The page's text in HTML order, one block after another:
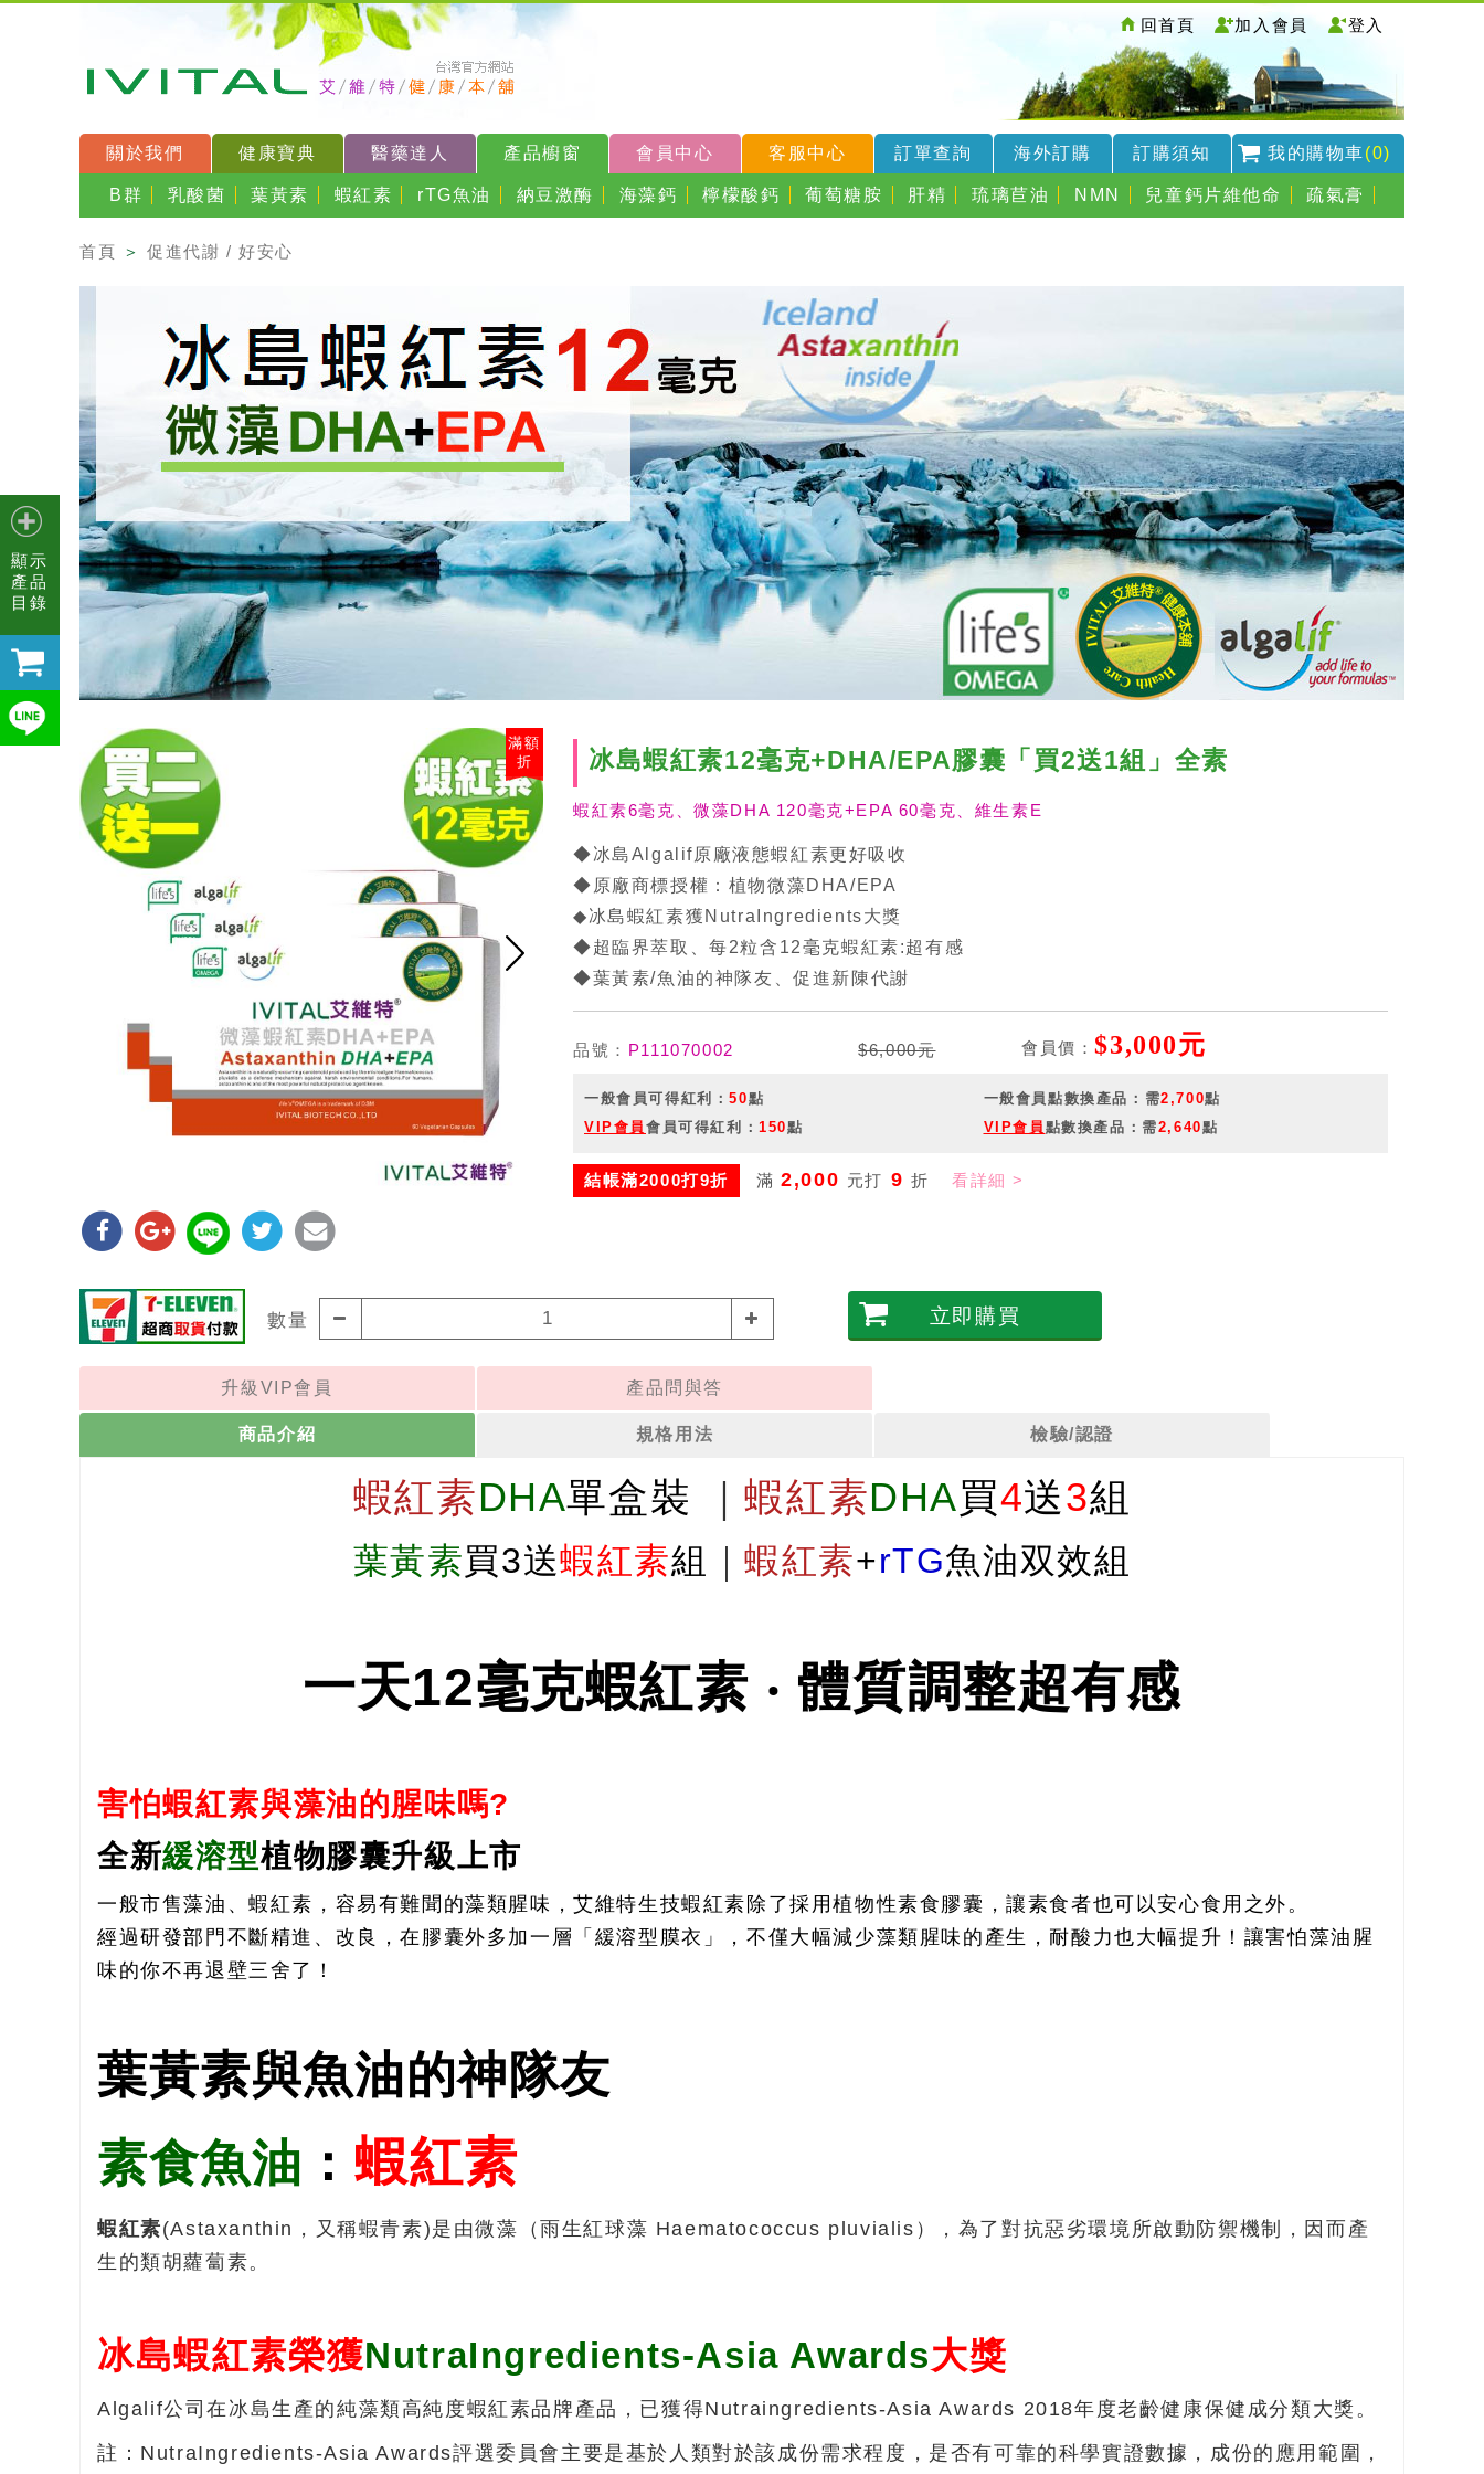
回首頁 加入會員 登入
關於我們 健康寶典 醫藥達人 產品櫥窗 會員中心 客服中心 訂單查詢 海外訂購 訂購須知 我的購物車(0)
B群 乳酸菌 葉黃素 蝦紅素 rTG魚油 納豆激酶 海藻鈣 檸檬酸鈣 葡萄糖胺 肝精 琉璃苣油 NMN 兒童鈣片維他命 疏氣膏
首頁 ＞ 促進代謝 / 好安心
顯示
產品
目錄
滿額
折
冰島蝦紅素12毫克+DHA/EPA膠囊「買2送1組」全素
蝦紅素6毫克、微藻DHA 120毫克+EPA 60毫克、維生素E
◆冰島Algalif原廠液態蝦紅素更好吸收
◆原廠商標授權：植物微藻DHA/EPA
◆冰島蝦紅素獲NutraIngredients大獎
◆超臨界萃取、每2粒含12毫克蝦紅素:超有感
◆葉黃素/魚油的神隊友、促進新陳代謝
品號： P111070002 $6,000元 會員價：$3,000元
一般會員可得紅利：50點 一般會員點數換產品：需2,700點
VIP會員 會員可得紅利：150點 VIP會員 點數換產品：需2,640點
結帳滿2000打9折 滿2,000 元打 9 折 看詳細 >
數量 立即購買
升級VIP會員 產品問與答
商品介紹 規格用法 檢驗/認證
蝦紅素DHA單盒裝 ｜蝦紅素DHA買4送3組
葉黃素買3送蝦紅素組 ｜蝦紅素+rTG魚油双效組
一天12毫克蝦紅素 ‧ 體質調整超有感
害怕蝦紅素與藻油的腥味嗎?
全新緩溶型植物膠囊升級上市
一般市售藻油、蝦紅素，容易有難聞的藻類腥味，艾維特生技蝦紅素除了採用植物性素食膠囊，讓素食者也可以安心食用之外。
經過研發部門不斷精進、改良，在膠囊外多加一層「緩溶型膜衣」，不僅大幅減少藻類腥味的產生，耐酸力也大幅提升！讓害怕藻油腥
味的你不再退壁三舍了！
葉黃素與魚油的神隊友
素食魚油 ：蝦紅素
蝦紅素(Astaxanthin，又稱蝦青素)是由微藻（雨生紅球藻 Haematococcus pluvialis），為了對抗惡劣環境所啟動防禦機制，因而產
生的類胡蘿蔔素。
冰島蝦紅素榮獲NutraIngredients-Asia Awards大獎
Algalif公司在冰島生產的純藻類高純度蝦紅素品牌產品，已獲得Nutraingredients-Asia Awards 2018年度老齡健康保健成分類大獎。
註：NutraIngredients-Asia Awards評選委員會主要是基於人類對於該成份需求程度，是否有可靠的科學實證數據，成份的應用範圍，